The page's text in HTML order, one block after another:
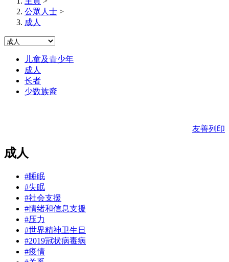
公眾人士 >
成人
儿童及青少年
成人
长者
少数族裔
友善列印
成人
#睡眠
#失眠
#社会支援
#情绪和信息支援
#压力
#世界精神卫生日
#2019冠状病毒病
#疫情